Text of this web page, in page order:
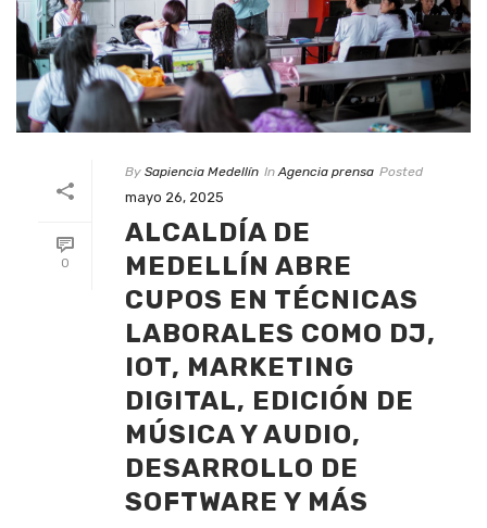
0
By Sapiencia Medellín In Agencia prensa Posted
mayo 26, 2025
ALCALDÍA DE
MEDELLÍN ABRE
CUPOS EN TÉCNICAS
LABORALES COMO DJ,
IOT, MARKETING
DIGITAL, EDICIÓN DE
MÚSICA Y AUDIO,
DESARROLLO DE
SOFTWARE Y MÁS